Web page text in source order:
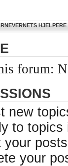
HJELPERE
forum:
new
to topics
your
your